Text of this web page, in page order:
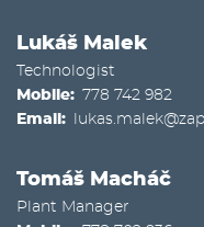
Lukáš Malek
Technologist
Mobile
778 742 982
Email
Tomáš Macháč
Plant Manager